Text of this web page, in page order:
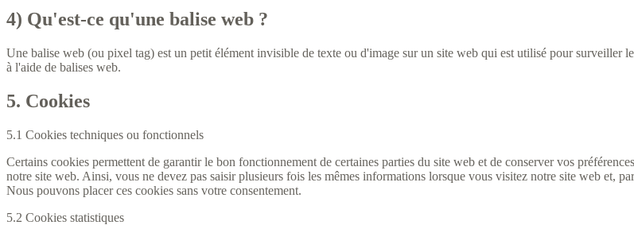
4) Qu'est-ce qu'une balise web ?
Une balise web (ou pixel tag) est un petit élément invisible de texte ou d'image sur un site web qui est utilisé pour surveiller
à l'aide de balises web.
5. Cookies
5.1 Cookies techniques ou fonctionnels
Certains cookies permettent de garantir le bon fonctionnement de certaines parties du site web et de conserver vos
notre site web. Ainsi, vous ne devez pas saisir plusieurs fois les mêmes informations lorsque vous visitez notre site web et,
Nous pouvons placer ces cookies sans votre consentement.
5.2 Cookies statistiques